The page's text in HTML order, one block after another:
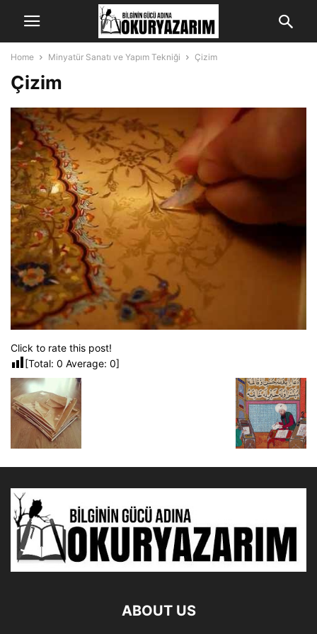
Home Minyatür Sanatı ve Yapım Tekniği Çizim
Çizim
Click to rate this post!
[Total: 0 Average: 0]
ABOUT US